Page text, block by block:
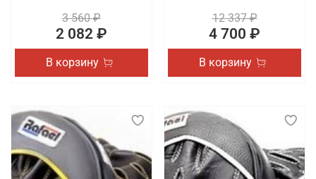
3 560 ₽
2 082 ₽
В корзину
12 337 ₽
4 700 ₽
В корзину